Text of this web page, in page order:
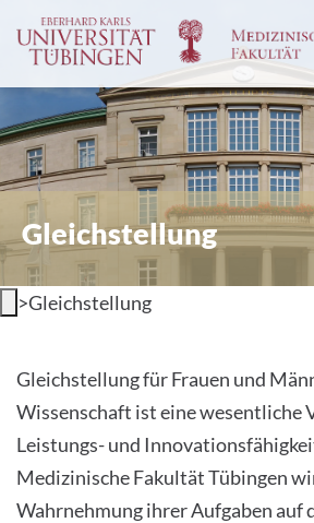
Gleichstellung
>Gleichstellung
Gleichstellung für Frauen und
Wissenschaft ist eine wesentliche
Leistungs- und
Medizinische Fakultät Tübingen
Wahrnehmung ihrer Aufgaben auf